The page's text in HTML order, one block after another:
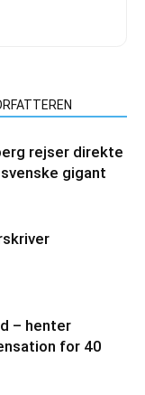
rejser direkte
gigant
– henter
for 40